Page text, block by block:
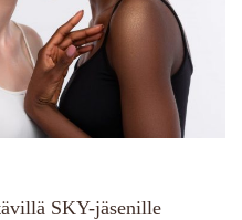
SKY-jäsenille